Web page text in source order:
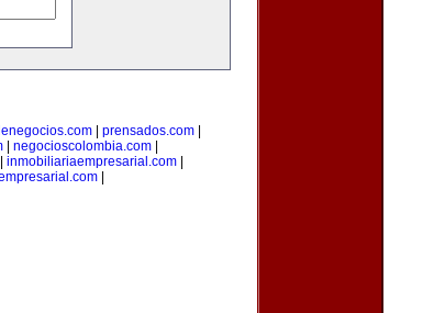
prensados.com
negocioscolombia.com
inmobiliariaempresarial.com
|